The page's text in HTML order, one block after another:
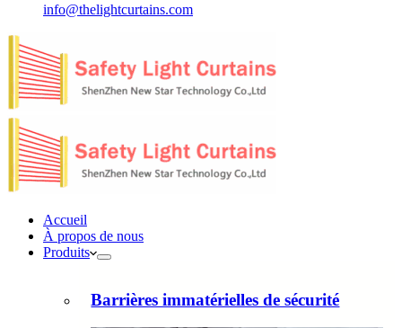
info@thelightcurtains.com
Accueil
À propos de nous
Produits
Barrières immatérielles de sécurité